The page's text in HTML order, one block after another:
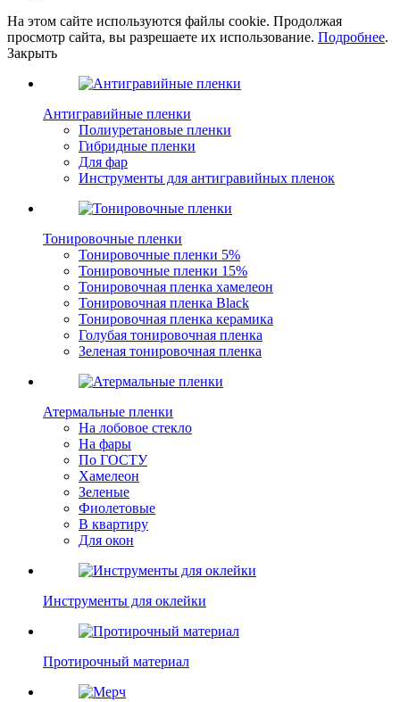
На этом сайте используются файлы cookie. Продолжая
просмотр сайта, вы разрешаете их использование. Подробнее.
Закрыть
Антигравийные пленки
Полиуретановые пленки
Гибридные пленки
Для фар
Инструменты для антигравийных пленок
Тонировочные пленки
Тонировочные пленки 5%
Тонировочные пленки 15%
Тонировочная пленка хамелеон
Тонировочная пленка Black
Тонировочная пленка керамика
Голубая тонировочная пленка
Зеленая тонировочная пленка
Атермальные пленки
На лобовое стекло
На фары
По ГОСТУ
Хамелеон
Зеленые
Фиолетовые
В квартиру
Для окон
Инструменты для оклейки
Протирочный материал